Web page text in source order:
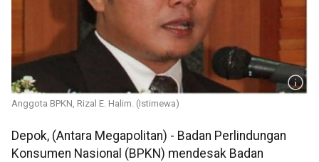
Anggota BPKN, Rizal E. Halim. (Istimewa)
Depok, (Antara Megapolitan) - Badan Perlindungan
Konsumen Nasional (BPKN) mendesak Badan